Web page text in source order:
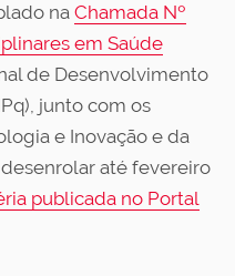
na Chamada Nº
em Saúde
de Desenvolvimento
junto com os
e Inovação e da
até fevereiro
publicada no Portal